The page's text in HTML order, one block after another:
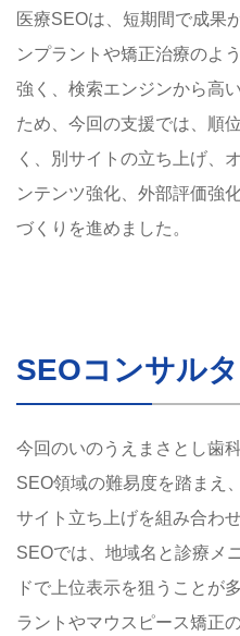
医療SEOは、短期間で成果
ンプラントや矯正治療のよ
強く、検索エンジンから高
ため、今回の支援では、順
く、別サイトの立ち上げ、
ンテンツ強化、外部評価強
づくりを進めました。
SEOコンサル
今回のいのうえまさとし歯
SEO領域の難易度を踏まえ
サイト立ち上げを組み合わ
SEOでは、地域名と診療メ
ドで上位表示を狙うことが
ラントやマウスピース矯正